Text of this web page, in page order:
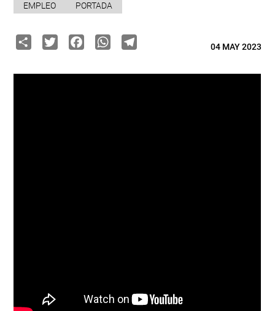
EMPLEO PORTADA
ShareTwitterFacebook
WhatsApp
Telegram04 MAY 2023